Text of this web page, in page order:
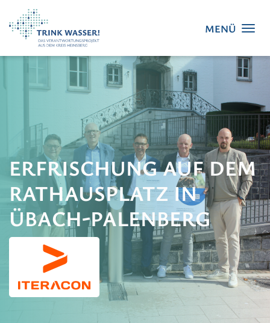
ERFRISCHUNG AUF DEM
RATHAUSPLATZ IN
ÜBACH-PALENBERG